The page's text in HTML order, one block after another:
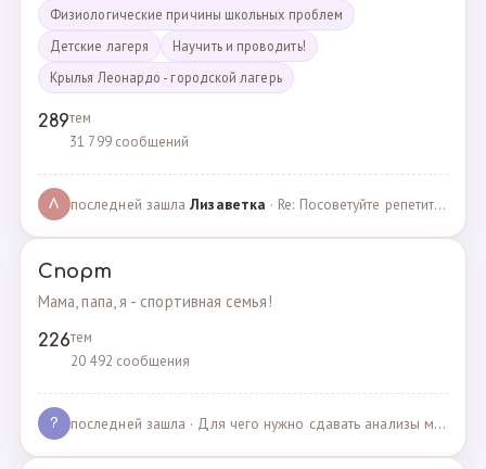
Физиологические причины школьных проблем
Детские лагеря
Научить и проводить!
Крылья Леонардо - городской лагерь
289тем
31 799 сообщений
Л последней зашлаЛизаветка · Re: Посоветуйте репетитора по английскому · 27.11.2024
Спорт
Мама, папа, я - спортивная семья!
226тем
20 492 сообщения
? последней зашла · Для чего нужно сдавать анализы мочи спортсменам? · 03.05.2025